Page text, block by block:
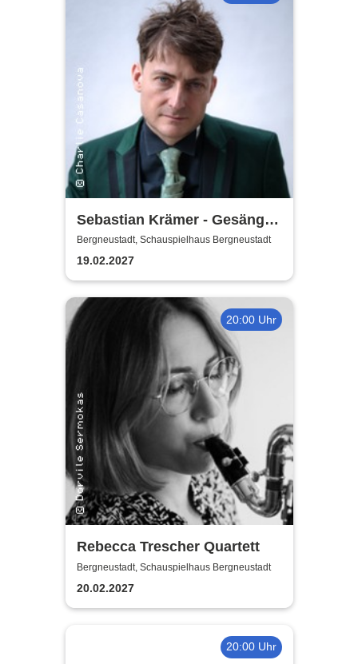
Sebastian Krämer - Gesänge
auf der Falltür
Bergneustadt, Schauspielhaus Bergneustadt
19.02.2027
20:00 Uhr
Rebecca Trescher Quartett
Bergneustadt, Schauspielhaus Bergneustadt
20.02.2027
20:00 Uhr